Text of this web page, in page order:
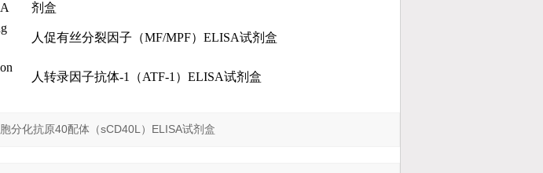
剂盒
人促有丝分裂因子 （MF/MPF）ELISA试剂盒
人转录因子抗体-1（ATF-1）ELISA试剂盒